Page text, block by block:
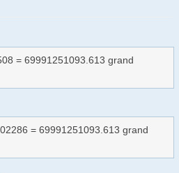
= 69991251093.613 grand
= 69991251093.613 grand